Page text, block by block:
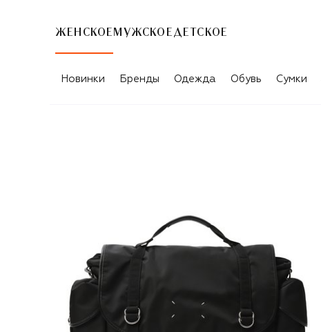
ЖЕНСКОЕ МУЖСКОЕ ДЕТСКОЕ
Новинки Бренды Одежда Обувь Сумки